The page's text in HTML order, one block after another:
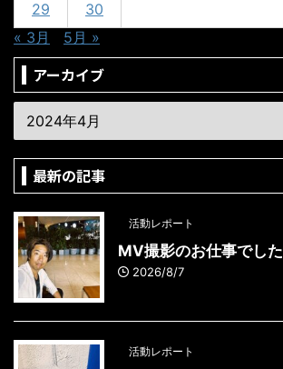
29
30
« 3月
5月 »
アーカイブ
最新の記事
活動レポート
MV撮影のお仕事でした
2026/8/7
活動レポート